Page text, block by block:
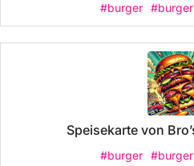
#burger
Speisekarte von
#burger